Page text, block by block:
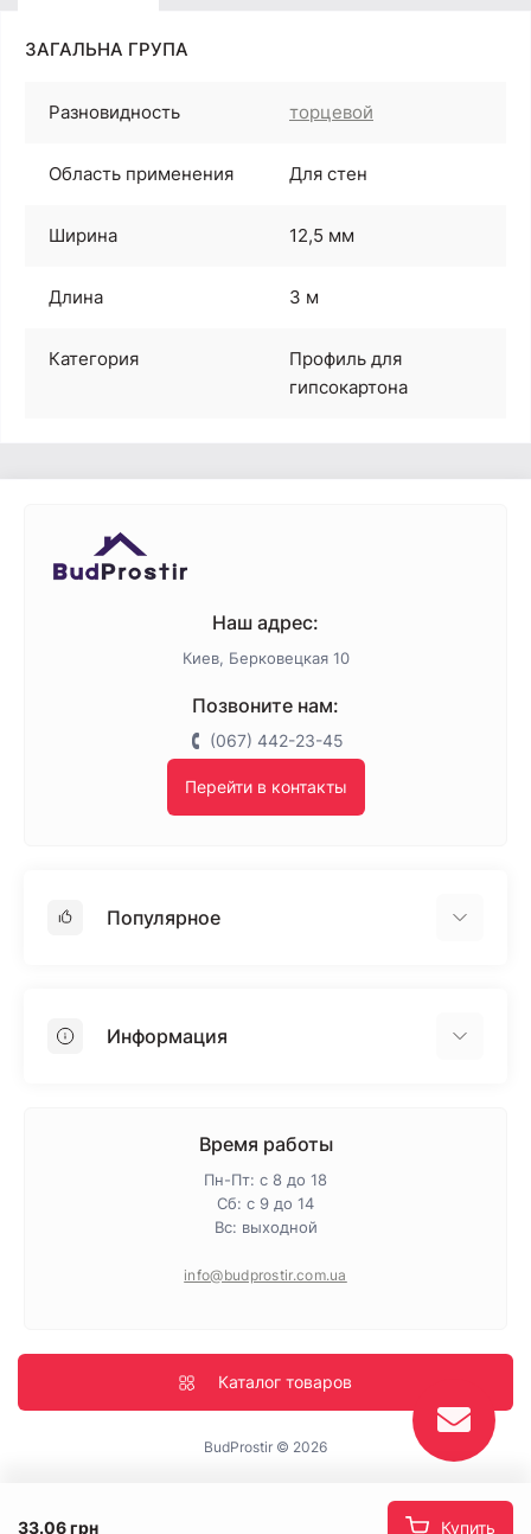
33.06 грн Купить
ЗАГАЛЬНА ГРУПА
Разновидность торцевой
Область применения Для стен
Ширина 12,5 мм
Длина 3 м
Категория
Профиль для
гипсокартона
Наш адрес:
Киев, Берковецкая 10
Позвоните нам:
(067) 442-23-45
Перейти в контакты
Популярное
ПенопластИнформация
Политика конфиденциальности
Время работы
Пн-Пт: с 8 до 18
Сб: с 9 до 14
Вс: выходной
info@budprostir.com.ua
Каталог товаров
BudProstir © 2026